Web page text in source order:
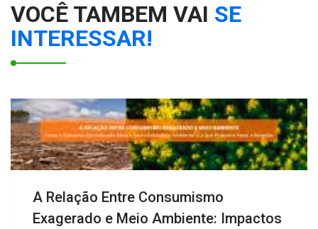
VOCÊ TAMBEM VAI SE
INTERESSAR!
A Relação Entre Consumismo
Exagerado e Meio Ambiente: Impactos